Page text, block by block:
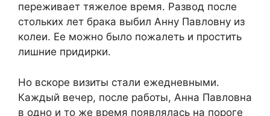
переживает тяжелое время. Развод после
стольких лет брака выбил Анну Павловну из
колеи. Ее можно было пожалеть и простить
лишние придирки.
Но вскоре визиты стали ежедневными.
Каждый вечер, после работы, Анна Павловна
в одно и то же время появлялась на пороге